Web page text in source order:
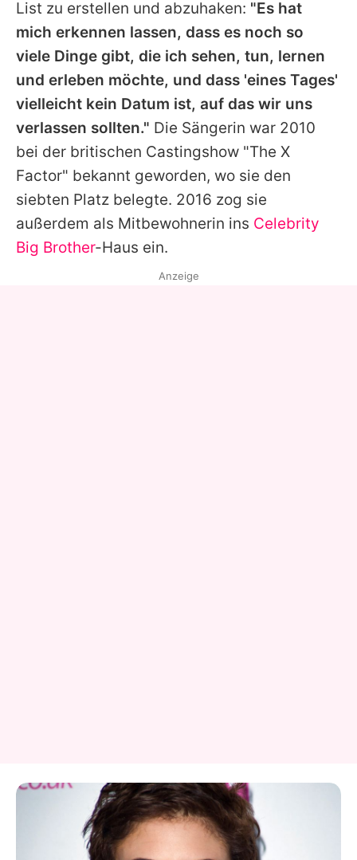
List zu erstellen und abzuhaken: "Es hat
mich erkennen lassen, dass es noch so
viele Dinge gibt, die ich sehen, tun, lernen
und erleben möchte, und dass 'eines Tages'
vielleicht kein Datum ist, auf das wir uns
verlassen sollten." Die Sängerin war 2010
bei der britischen Castingshow "The X
Factor" bekannt geworden, wo sie den
siebten Platz belegte. 2016 zog sie
außerdem als Mitbewohnerin ins Celebrity
Big Brother-Haus ein.
Anzeige